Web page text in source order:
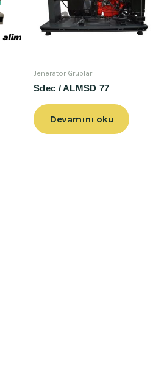
Jeneratör Grupları
Sdec / ALMSD 77
Devamını oku